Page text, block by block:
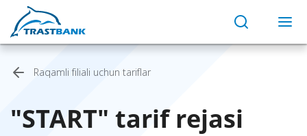
Raqamli filiali uchun tariflar
"START" tarif rejasi